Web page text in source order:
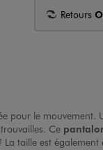
Retours
pour le mouvement.
Ce
taille est également